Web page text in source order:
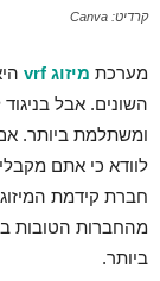
קרדיט: Canva
מערכת מיזוג vrf
השונים. אבל
ומשתלמת ביותר.
לוודא כי אתם
מהחברות הטובות
ביותר.